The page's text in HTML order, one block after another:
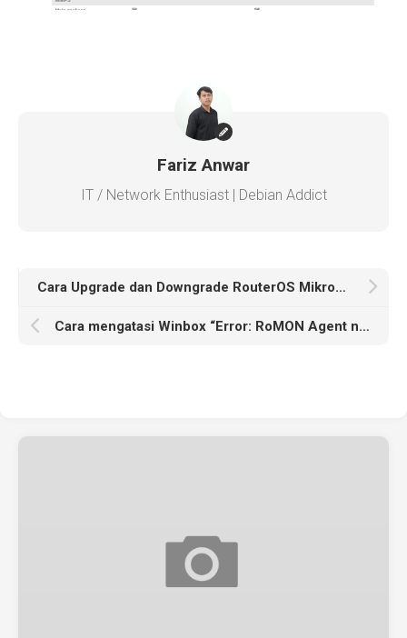
Fariz Anwar
IT / Network Enthusiast | Debian Addict
Cara Upgrade dan Downgrade RouterOS MikroTik
Cara mengatasi Winbox “Error: RoMON Agent not found. Add it to Managed list”